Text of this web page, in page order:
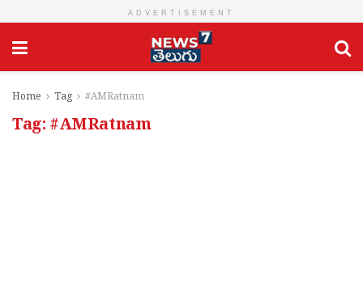
ADVERTISEMENT
Home Tag #AMRatnam
Tag: #AMRatnam